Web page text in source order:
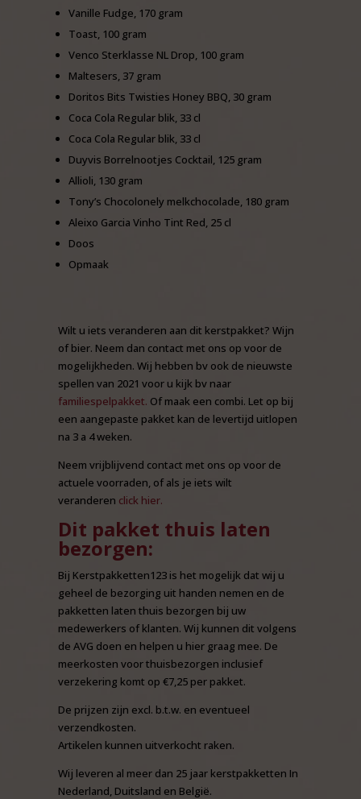
Vanille Fudge, 170 gram
Toast, 100 gram
Venco Sterklasse NL Drop, 100 gram
Maltesers, 37 gram
Doritos Bits Twisties Honey BBQ, 30 gram
Coca Cola Regular blik, 33 cl
Coca Cola Regular blik, 33 cl
Duyvis Borrelnootjes Cocktail, 125 gram
Allioli, 130 gram
Tony’s Chocolonely melkchocolade, 180 gram
Aleixo Garcia Vinho Tint Red, 25 cl
Doos
Opmaak
Wilt u iets veranderen aan dit kerstpakket? Wijn
of bier. Neem dan contact met ons op voor de
mogelijkheden. Wij hebben bv ook de nieuwste
spellen van 2021 voor u kijk bv naar
familiespelpakket. Of maak een combi. Let op bij
een aangepaste pakket kan de levertijd uitlopen
na 3 a 4 weken.
Neem vrijblijvend contact met ons op voor de
actuele voorraden, of als je iets wilt
veranderen click hier.
Dit pakket thuis laten
bezorgen:
Bij Kerstpakketten123 is het mogelijk dat wij u
geheel de bezorging uit handen nemen en de
pakketten laten thuis bezorgen bij uw
medewerkers of klanten. Wij kunnen dit volgens
de AVG doen en helpen u hier graag mee. De
meerkosten voor thuisbezorgen inclusief
verzekering komt op €7,25 per pakket.
De prijzen zijn excl. b.t.w. en eventueel
verzendkosten.
Artikelen kunnen uitverkocht raken.
Wij leveren al meer dan 25 jaar kerstpakketten In
Nederland, Duitsland en België.